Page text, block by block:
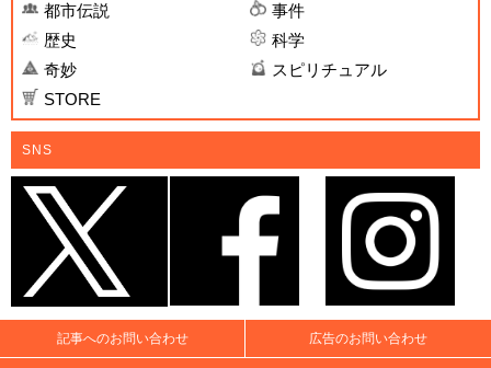
都市伝説
事件
歴史
科学
奇妙
スピリチュアル
STORE
SNS
記事へのお問い合わせ 広告のお問い合わせ